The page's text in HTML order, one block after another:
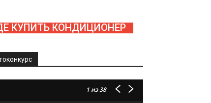
КУПИТЬ КОНДИЦИОНЕР
1 из 38